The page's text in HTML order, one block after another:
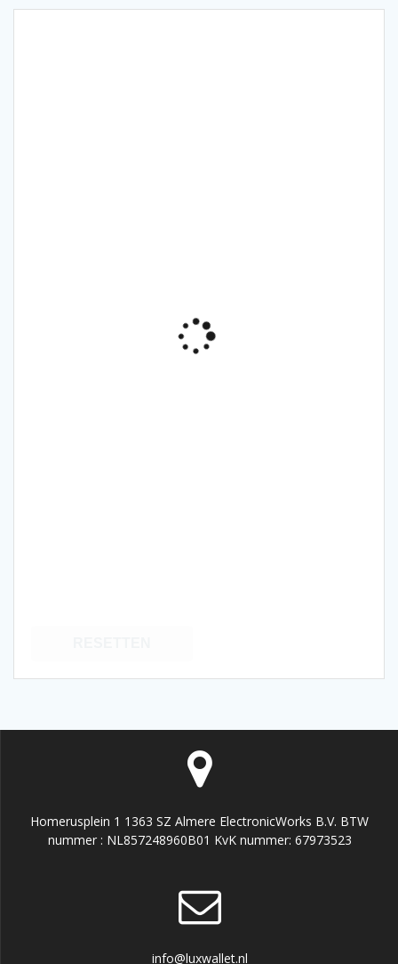
Homerusplein 1 1363 SZ Almere ElectronicWorks B.V. BTW
nummer : NL857248960B01 KvK nummer: 67973523
info@luxwallet.nl